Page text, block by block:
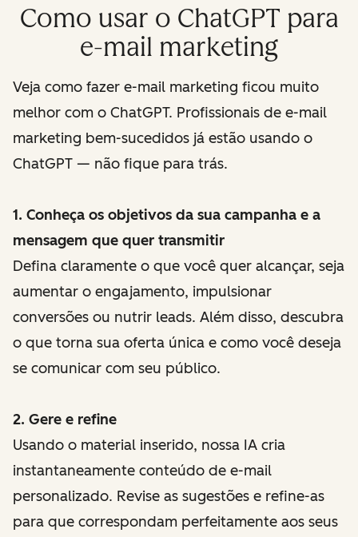
Como usar o ChatGPT para
e-mail marketing
Veja como fazer e-mail marketing ficou muito
melhor com o ChatGPT. Profissionais de e-mail
marketing bem-sucedidos já estão usando o
ChatGPT — não fique para trás.
1. Conheça os objetivos da sua campanha e a
mensagem que quer transmitir
Defina claramente o que você quer alcançar, seja
aumentar o engajamento, impulsionar
conversões ou nutrir leads. Além disso, descubra
o que torna sua oferta única e como você deseja
se comunicar com seu público.
2. Gere e refine
Usando o material inserido, nossa IA cria
instantaneamente conteúdo de e-mail
personalizado. Revise as sugestões e refine-as
para que correspondam perfeitamente aos seus